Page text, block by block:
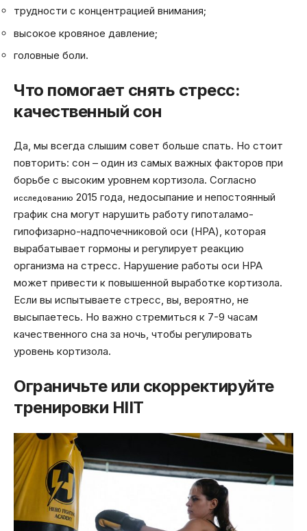
трудности с концентрацией внимания;
высокое кровяное давление;
головные боли.
Что помогает снять стресс:
качественный сон
Да, мы всегда слышим совет больше спать. Но стоит
повторить: сон – один из самых важных факторов при
борьбе с высоким уровнем кортизола. Согласно
исследованию 2015 года, недосыпание и непостоянный
график сна могут нарушить работу гипоталамо-
гипофизарно-надпочечниковой оси (HPA), которая
вырабатывает гормоны и регулирует реакцию
организма на стресс. Нарушение работы оси HPA
может привести к повышенной выработке кортизола.
Если вы испытываете стресс, вы, вероятно, не
высыпаетесь. Но важно стремиться к 7-9 часам
качественного сна за ночь, чтобы регулировать
уровень кортизола.
Ограничьте или скорректируйте
тренировки HIIT